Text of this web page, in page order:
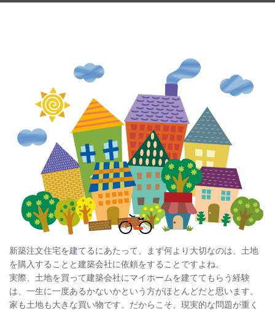
新築注文住宅を建てるにあたって、まず何より大切なのは、土地
を購入することと建築会社に依頼をすることですよね。
実際、土地を買って建築会社にマイホームを建ててもらう経験
は、一生に一度あるかないかという方がほとんどだと思います。
家も土地も大きな買い物です。だからこそ、現実的な問題が重く